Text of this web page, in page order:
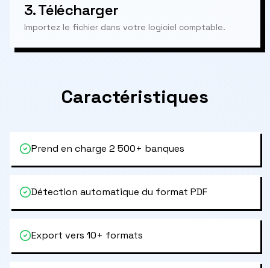
3.Télécharger
Importez le fichier dans votre logiciel comptable.
Caractéristiques
Prend en charge 2 500+ banques
Détection automatique du format PDF
Export vers 10+ formats